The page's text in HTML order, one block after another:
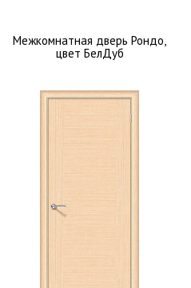
Межкомнатная дверь Рондо,
цвет БелДуб